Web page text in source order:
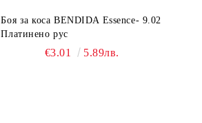
Боя за коса BENDIDA Essence- 9.02
Платинено рус
€3.01 5.89лв.